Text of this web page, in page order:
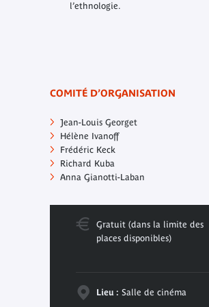
l’ethnologie.
COMITÉ D’ORGANISATION
Jean-Louis Georget
Hélène Ivanoff
Frédéric Keck
Richard Kuba
Anna Gianotti-Laban
Gratuit (dans la limite des
places disponibles)
Lieu : Salle de cinéma